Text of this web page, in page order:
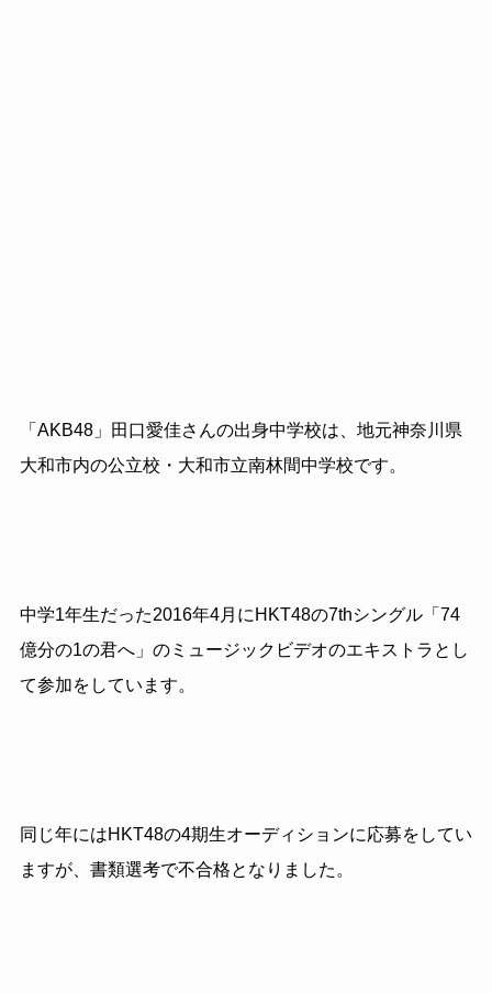
「AKB48」田口愛佳さんの出身中学校は、地元神奈川県
大和市内の公立校・大和市立南林間中学校です。
中学1年生だった2016年4月にHKT48の7thシングル「74
億分の1の君へ」のミュージックビデオのエキストラとし
て参加をしています。
同じ年にはHKT48の4期生オーディションに応募をしてい
ますが、書類選考で不合格となりました。